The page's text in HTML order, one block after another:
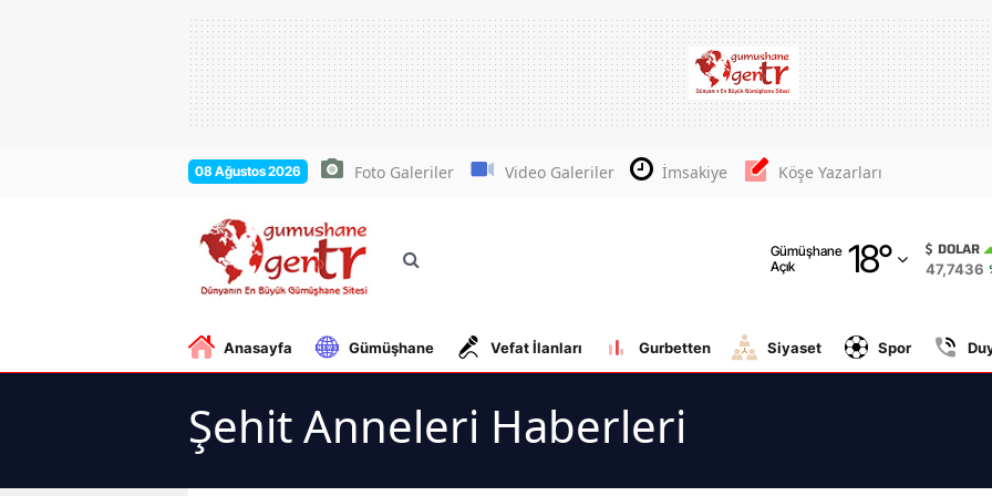
08 Ağustos 2026 Foto Galeriler Video Galeriler İmsakiye Köşe Yazarları
Gümüşhane
Açık
18°
Adana
Adıyaman
Amasya
Antalya
DOLAR
47,7436
Anasayfa Gümüşhane Vefat İlanları Gurbetten Siyaset Spor
Şehit Anneleri Haberleri